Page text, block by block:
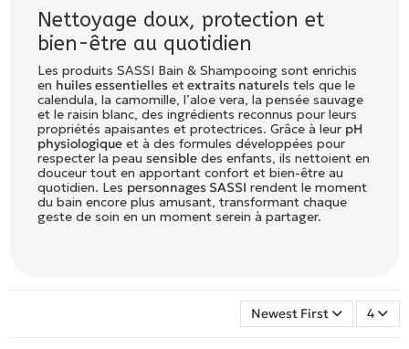
Nettoyage doux, protection et
bien-être au quotidien
Les produits SASSI Bain & Shampooing sont enrichis
en huiles essentiellesetextraits naturelstels que le
calendula, la camomille, l’aloe vera, la pensée sauvage
et le raisin blanc, des ingrédients reconnus pour leurs
propriétés apaisantes et protectrices. Grâce à leur pH
physiologiqueet à des formules développées pour
respecter la peau sensibledes enfants, ils nettoient en
douceur tout en apportant confort et bien-être au
quotidien. Les personnages SASSI rendent le moment
du bain encore plus amusant, transformant chaque
geste de soin en un moment serein à partager.
Newest First 4